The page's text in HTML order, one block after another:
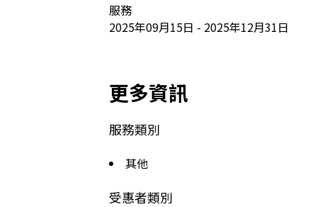
服務
2025年09月15日 - 2025年12月31日
更多資訊
服務類別
其他
受惠者類別